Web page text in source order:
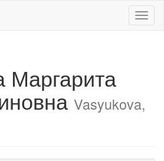
Маргарита
Vasyukova,